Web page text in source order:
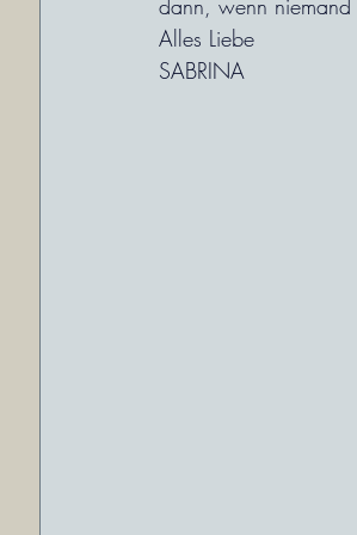
dann, wenn niemand
Alles Liebe
SABRINA